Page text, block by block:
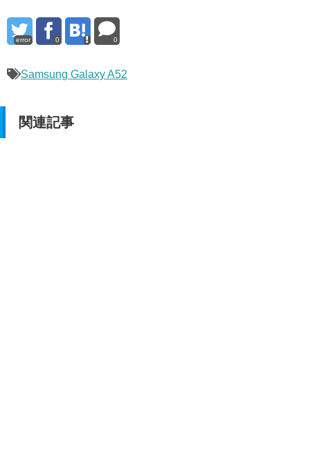
error 0 0
Samsung Galaxy A52
関連記事